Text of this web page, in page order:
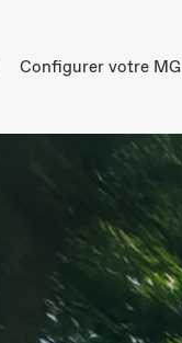
Configurer votre MG